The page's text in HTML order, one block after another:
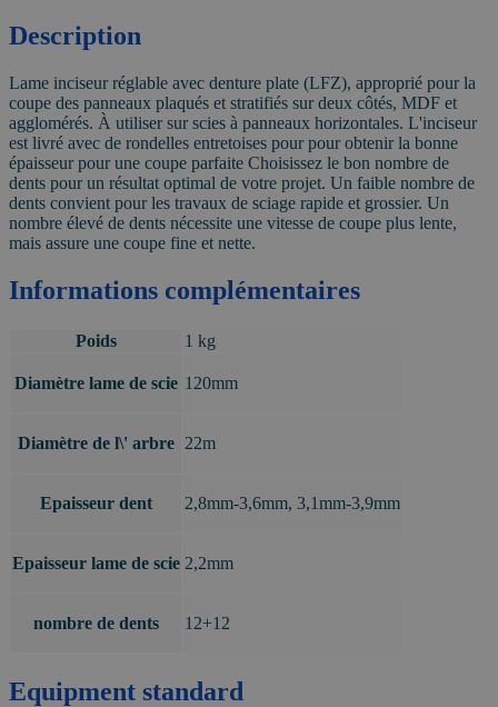
Description
Lame inciseur réglable avec denture plate (LFZ), approprié pour la
coupe des panneaux plaqués et stratifiés sur deux côtés, MDF et
agglomérés. À utiliser sur scies à panneaux horizontales. L'inciseur
est livré avec de rondelles entretoises pour pour obtenir la bonne
épaisseur pour une coupe parfaite Choisissez le bon nombre de
dents pour un résultat optimal de votre projet. Un faible nombre de
dents convient pour les travaux de sciage rapide et grossier. Un
nombre élevé de dents nécessite une vitesse de coupe plus lente,
mais assure une coupe fine et nette.
Informations complémentaires
Poids 1 kg
Diamètre lame de scie 120mm
Diamètre de l\' arbre 22m
Epaisseur dent 2,8mm-3,6mm, 3,1mm-3,9mm
Epaisseur lame de scie 2,2mm
nombre de dents 12+12
Equipment standard